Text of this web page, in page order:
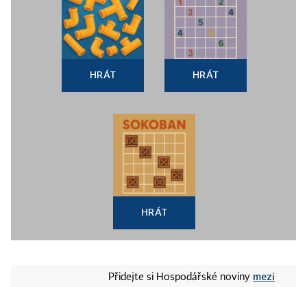
HRÁT HRÁT
HRÁT
Přidejte si Hospodářské noviny mezi